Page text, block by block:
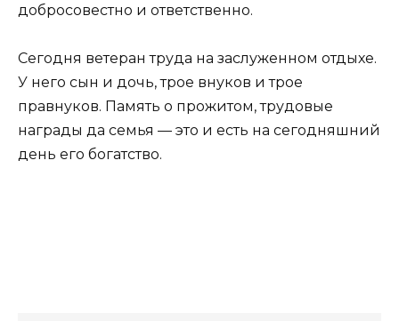
добросовестно и ответственно.
Сегодня ветеран труда на заслуженном отдыхе.
У него сын и дочь, трое внуков и трое
правнуков. Память о прожитом, трудовые
награды да семья — это и есть на сегодняшний
день его богатство.